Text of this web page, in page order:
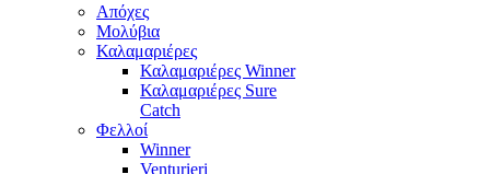
Απόχες
Μολύβια
Καλαμαριέρες
Καλαμαριέρες Winner
Καλαμαριέρες Sure
Catch
Φελλοί
Winner
Venturieri